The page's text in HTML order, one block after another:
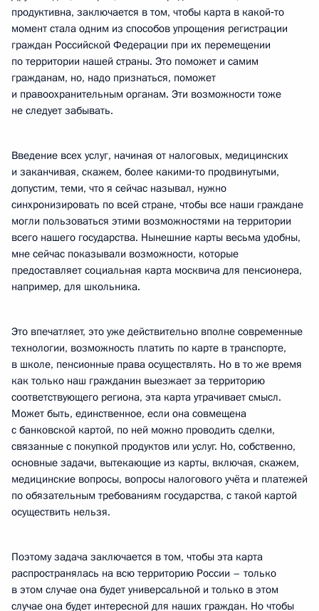
продуктивна, заключается в том, чтобы карта в какой‑то
момент стала одним из способов упрощения регистрации
граждан Российской Федерации при их перемещении
по территории нашей страны. Это поможет и самим
гражданам, но, надо признаться, поможет
и правоохранительным органам. Эти возможности тоже
не следует забывать.
Введение всех услуг, начиная от налоговых, медицинских
и заканчивая, скажем, более какими‑то продвинутыми,
допустим, теми, что я сейчас называл, нужно
синхронизировать по всей стране, чтобы все наши граждане
могли пользоваться этими возможностями на территории
всего нашего государства. Нынешние карты весьма удобны,
мне сейчас показывали возможности, которые
предоставляет социальная карта москвича для пенсионера,
например, для школьника.
Это впечатляет, это уже действительно вполне современные
технологии, возможность платить по карте в транспорте,
в школе, пенсионные права осуществлять. Но в то же время
как только наш гражданин выезжает за территорию
соответствующего региона, эта карта утрачивает смысл.
Может быть, единственное, если она совмещена
с банковской картой, по ней можно проводить сделки,
связанные с покупкой продуктов или услуг. Но, собственно,
основные задачи, вытекающие из карты, включая, скажем,
медицинские вопросы, вопросы налогового учёта и платежей
по обязательным требованиям государства, с такой картой
осуществить нельзя.
Поэтому задача заключается в том, чтобы эта карта
распространялась на всю территорию России – только
в этом случае она будет универсальной и только в этом
случае она будет интересной для наших граждан. Но чтобы